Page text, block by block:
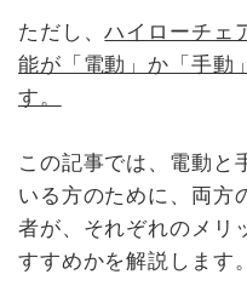
ただし、ハイローチェ
能が「電動」か「手動
す。
この記事では、電動と
いる方のために、両方
者が、それぞれのメリ
すすめかを解説します。